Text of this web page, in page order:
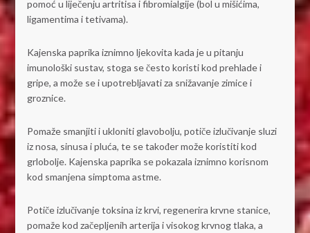
pomoć u liječenju artritisa i fibromialgije (bol u mišićima,
ligamentima i tetivama).
Kajenska paprika iznimno ljekovita kada je u pitanju
imunološki sustav, stoga se često koristi kod prehlade i
gripe, a može se i upotrebljavati za snižavanje zimice i
groznice.
Pomaže smanjiti i ukloniti glavobolju, potiče izlučivanje sluzi
iz nosa, sinusa i pluća, te se također može koristiti kod
grlobolje. Kajenska paprika se pokazala iznimno korisnom
kod smanjena simptoma astme.
Potiče izlučivanje toksina iz krvi, regenerira krvne stanice,
pomaže kod začepljenih arterija i visokog krvnog tlaka, a